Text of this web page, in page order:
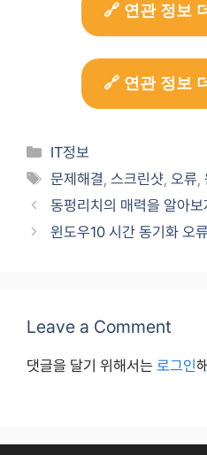
🔗 연관 정보
🔗 연관 정보
Categories
IT정보
Tags
문제해결,스크린샷,오류,
동펑리치의 매력을 알아보
윈도우10 시간 동기화 오
Leave a Comment
댓글을 달기 위해서는 로그인